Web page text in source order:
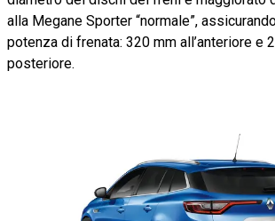
alla Megane Sporter “normale”,
potenza di frenata: 320 mm all’anteriore e
posteriore.